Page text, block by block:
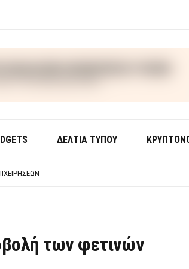
ΔΕΛΤΙΑ ΤΥΠΟΥ
των φετινών